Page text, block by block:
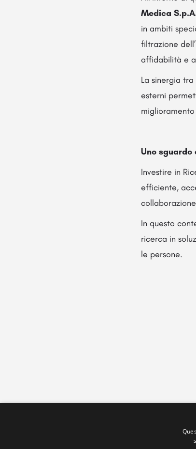
Medica
in ambiti
filtrazione
affidabilità e
La sinergia
esterni
Uno sguardo
Investire in
efficiente,
In questo
ricerca in
le persone.